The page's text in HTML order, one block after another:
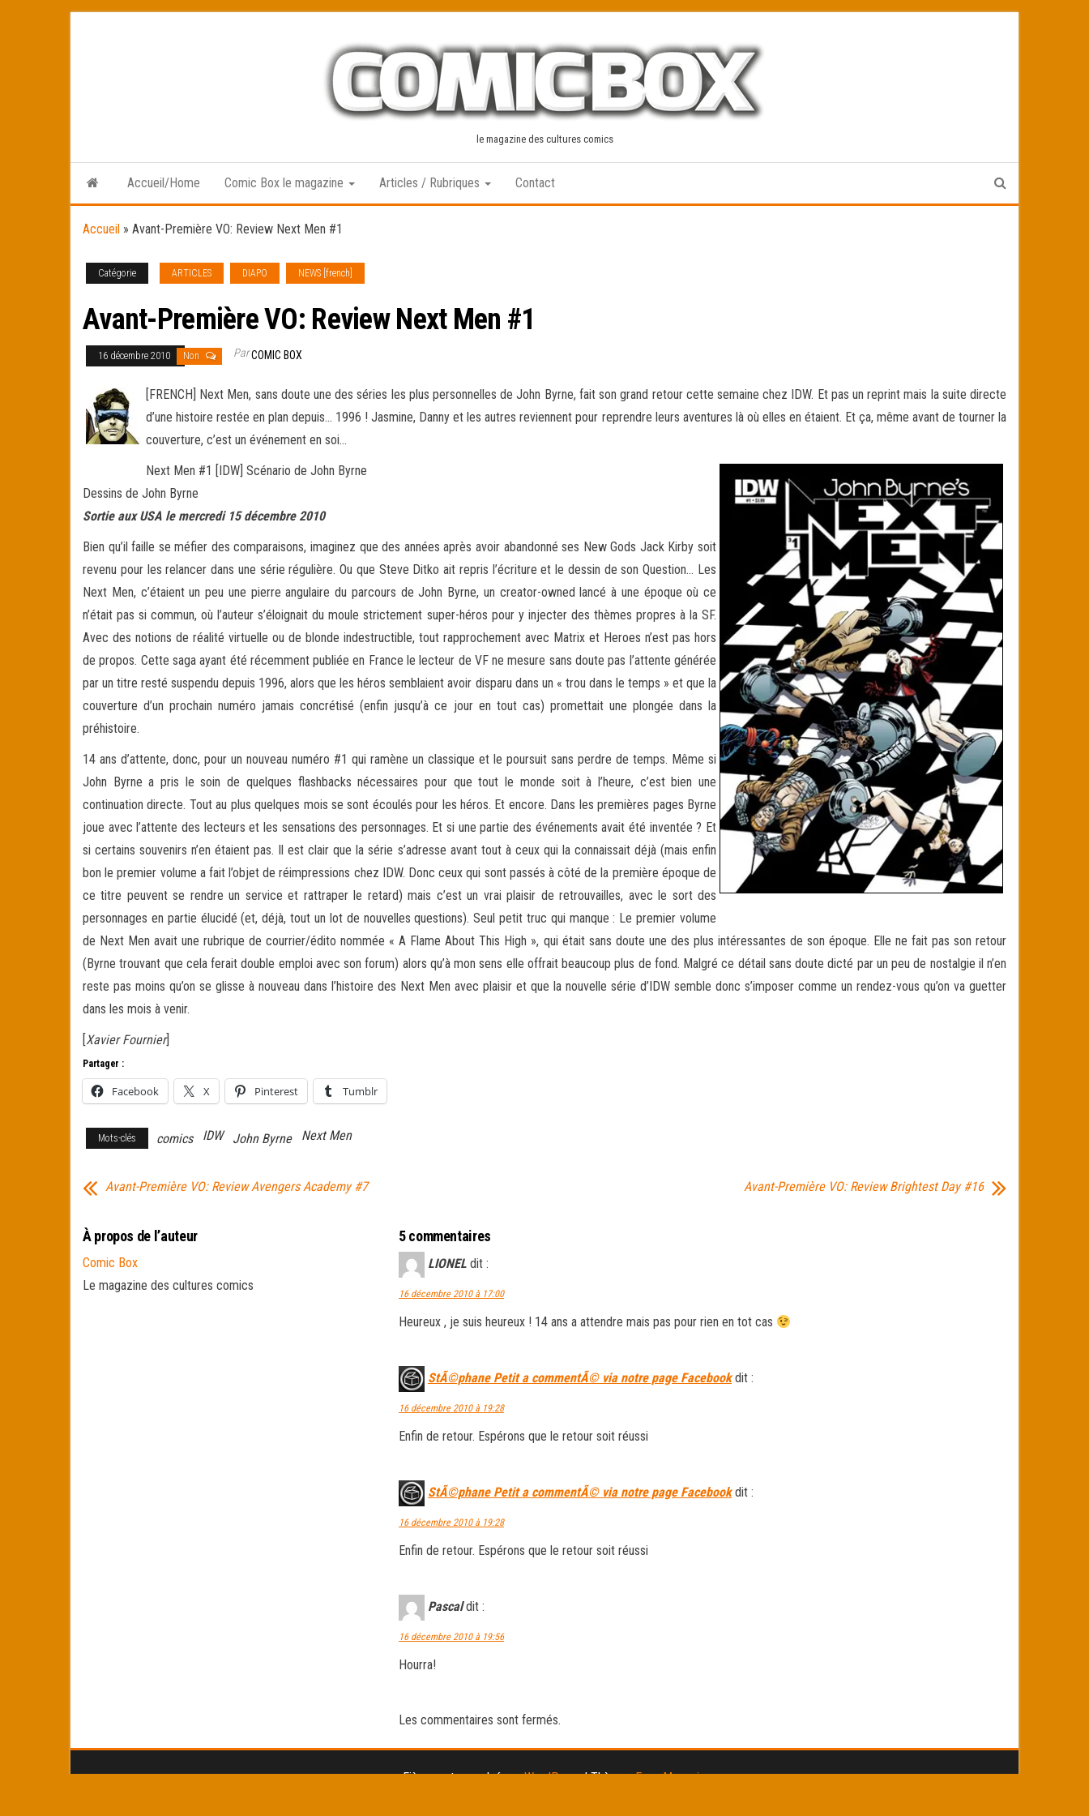
le magazine des cultures comics
Accueil/Home Comic Box le magazine Articles / Rubriques Contact
Accueil » Avant-Première VO: Review Next Men #1
Catégorie ARTICLES DIAPO NEWS [french]
Avant-Première VO: Review Next Men #1
16 décembre 2010 Non ParCOMIC BOX
[FRENCH] Next Men, sans doute une des séries les plus personnelles de John Byrne, fait son grand retour cette semaine chez IDW. Et pas un reprint mais la suite directe
d’une histoire restée en plan depuis… 1996 ! Jasmine, Danny et les autres reviennent pour reprendre leurs aventures là où elles en étaient. Et ça, même avant de tourner la
couverture, c’est un événement en soi…
Next Men #1 [IDW] Scénario de John Byrne
Dessins de John Byrne
Sortie aux USA le mercredi 15 décembre 2010
Bien qu’il faille se méfier des comparaisons, imaginez que des années après avoir abandonné ses New Gods Jack Kirby soit
revenu pour les relancer dans une série régulière. Ou que Steve Ditko ait repris l’écriture et le dessin de son Question… Les
Next Men, c’étaient un peu une pierre angulaire du parcours de John Byrne, un creator-owned lancé à une époque où ce
n’était pas si commun, où l’auteur s’éloignait du moule strictement super-héros pour y injecter des thèmes propres à la SF.
Avec des notions de réalité virtuelle ou de blonde indestructible, tout rapprochement avec Matrix et Heroes n’est pas hors
de propos. Cette saga ayant été récemment publiée en France le lecteur de VF ne mesure sans doute pas l’attente générée
par un titre resté suspendu depuis 1996, alors que les héros semblaient avoir disparu dans un « trou dans le temps » et que la
couverture d’un prochain numéro jamais concrétisé (enfin jusqu’à ce jour en tout cas) promettait une plongée dans la
préhistoire.
14 ans d’attente, donc, pour un nouveau numéro #1 qui ramène un classique et le poursuit sans perdre de temps. Même si
John Byrne a pris le soin de quelques flashbacks nécessaires pour que tout le monde soit à l’heure, c’est bien une
continuation directe. Tout au plus quelques mois se sont écoulés pour les héros. Et encore. Dans les premières pages Byrne
joue avec l’attente des lecteurs et les sensations des personnages. Et si une partie des événements avait été inventée ? Et
si certains souvenirs n’en étaient pas. Il est clair que la série s’adresse avant tout à ceux qui la connaissait déjà (mais enfin
bon le premier volume a fait l’objet de réimpressions chez IDW. Donc ceux qui sont passés à côté de la première époque de
ce titre peuvent se rendre un service et rattraper le retard) mais c’est un vrai plaisir de retrouvailles, avec le sort des
personnages en partie élucidé (et, déjà, tout un lot de nouvelles questions). Seul petit truc qui manque : Le premier volume
de Next Men avait une rubrique de courrier/édito nommée « A Flame About This High », qui était sans doute une des plus intéressantes de son époque. Elle ne fait pas son retour
(Byrne trouvant que cela ferait double emploi avec son forum) alors qu’à mon sens elle offrait beaucoup plus de fond. Malgré ce détail sans doute dicté par un peu de nostalgie il n’en
reste pas moins qu’on se glisse à nouveau dans l’histoire des Next Men avec plaisir et que la nouvelle série d’IDW semble donc s’imposer comme un rendez-vous qu’on va guetter
dans les mois à venir.
[Xavier Fournier]
Partager :
Facebook X Pinterest Tumblr
Mots-clés comics IDW John Byrne Next Men
Avant-Première VO: Review Avengers Academy #7 Avant-Première VO: Review Brightest Day #16
À propos de l’auteur
Comic Box
Le magazine des cultures comics
5 commentaires
LIONEL dit :
16 décembre 2010 à 17:00
Heureux , je suis heureux ! 14 ans a attendre mais pas pour rien en tot cas
StÃ©phane Petit a commentÃ© via notre page Facebook dit :
16 décembre 2010 à 19:28
Enfin de retour. Espérons que le retour soit réussi
StÃ©phane Petit a commentÃ© via notre page Facebook dit :
16 décembre 2010 à 19:28
Enfin de retour. Espérons que le retour soit réussi
Pascal dit :
16 décembre 2010 à 19:56
Hourra!
Les commentaires sont fermés.
Fièrement propulsé parWordPress |Thème :Envo Magazine